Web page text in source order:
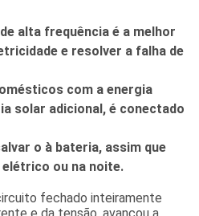
alta frequência é a melhor
e resolver a falha de
com a energia
solar adicional, é conectado
o à bateria, assim que
ou na noite.
fechado inteiramente